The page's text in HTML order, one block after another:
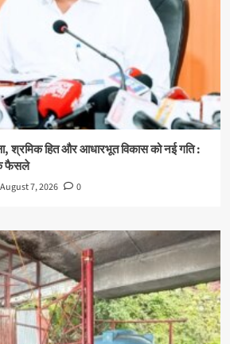
श्रमिक हित और आधारभूत विकास को नई गति :
फैसले
August 7, 2026 0